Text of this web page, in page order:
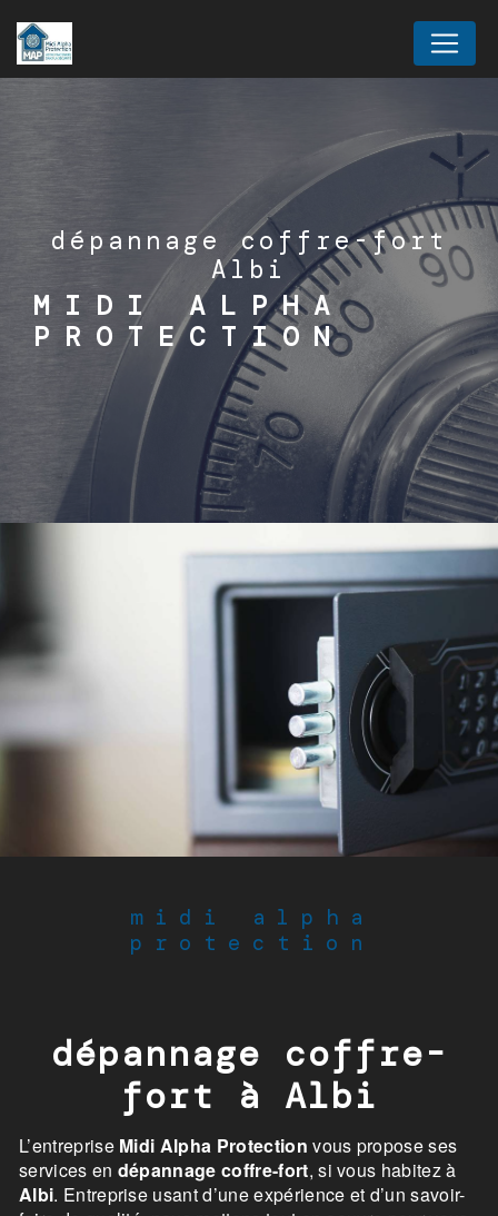
dépannage coffre-fort
Albi
MIDI ALPHA
PROTECTION
midi alpha
protection
dépannage coffre-
fort à Albi
L’entreprise Midi Alpha Protection vous propose ses
services en dépannage coffre-fort, si vous habitez à
Albi. Entreprise usant d’une expérience et d’un savoir-